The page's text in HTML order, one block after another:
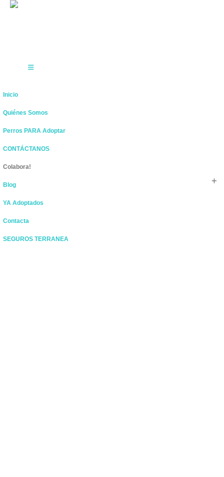
Inicio
Quiénes Somos
Perros PARA Adoptar
CONTÁCTANOS
Colabora!
Blog
YA Adoptados
Contacta
SEGUROS TERRANEA